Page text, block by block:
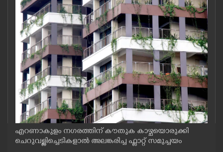
LOCAL
OBITUARY
NEWS 360
CASE DIARY
CINEMA
എറണാകുളം നഗരത്തിന് കൗതുക കാഴ്ചയൊരുക്കി
ചെറുവള്ളിച്ചെടികളാൽ അലങ്കരിച്ച ഫ്ലാറ്റ് സമുച്ചയം